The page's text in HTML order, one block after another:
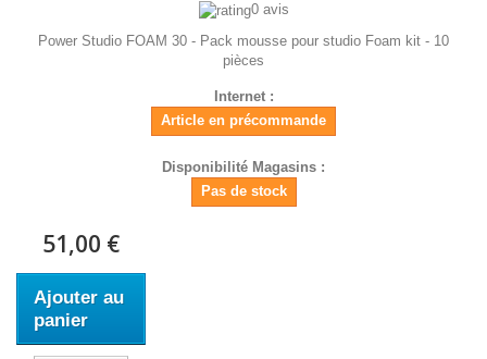
0 avis
Power Studio FOAM 30 - Pack mousse pour studio Foam kit - 10
pièces
Internet :
Article en précommande
Disponibilité Magasins :
Pas de stock
51,00 €
Ajouter au
panier